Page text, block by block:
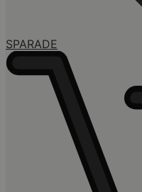
SPARADE